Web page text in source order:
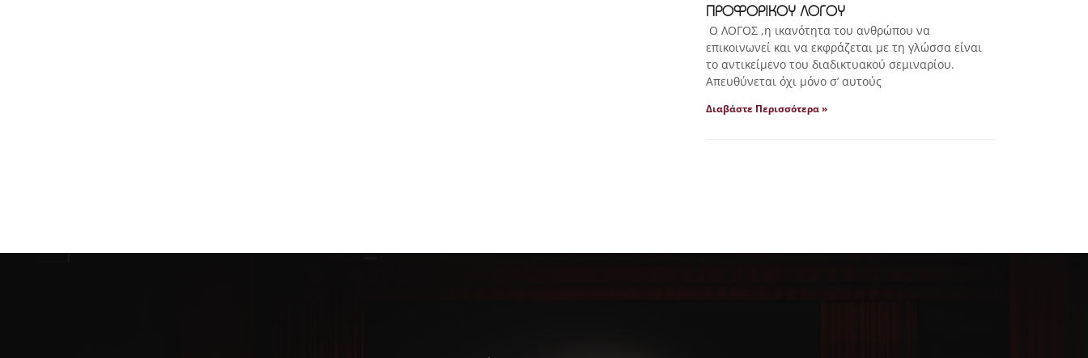
ΠΡΟΦΟΡΙΚΟΥ ΛΟΓΟΥ
Ο ΛΟΓΟΣ ,η ικανότητα του ανθρώπου να
επικοινωνεί και να εκφράζεται με τη γλώσσα είναι
το αντικείμενο του διαδικτυακού σεμιναρίου.
Απευθύνεται όχι μόνο σ’ αυτούς
Διαβάστε Περισσότερα »